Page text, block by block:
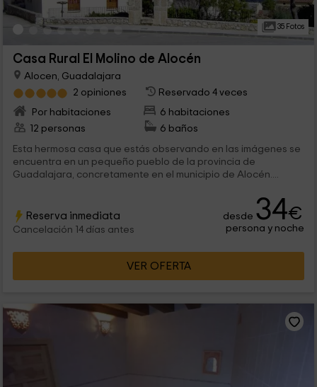
35 Fotos
Casa Rural El Molino de Alocén
Alocen, Guadalajara
2 opiniones
Reservado 4 veces
Por habitaciones
6 habitaciones
12 personas
6 baños
Esta hermosa casa que estás observando en las imágenes se
encuentra en un pequeño pueblo de la provincia de
Guadalajara, concretamente en el municipio de Alocén....
Reserva inmediata
Cancelación 14 días antes
desde 34€
persona y noche
VER OFERTA